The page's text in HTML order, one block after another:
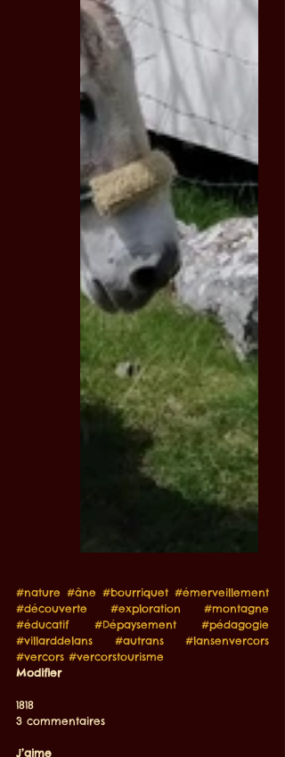
#nature #âne #bourriquet #émerveillement
#découverte
#exploration
#montagne
#éducatif
#Dépaysement
#pédagogie
#villarddelans
#autrans
#lansenvercors
#vercors #vercorstourisme
Modifier
1818
3 commentaires
J’aime